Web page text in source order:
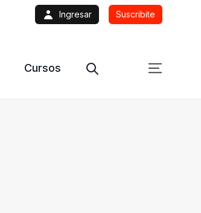
Ingresar Suscribite
Cursos